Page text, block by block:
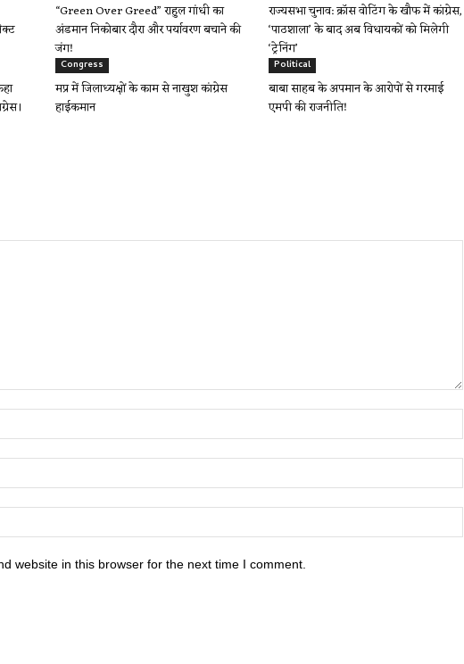
“Green Over Greed” राहुल गांधी का
अंडमान निकोबार दौरा और पर्यावरण बचाने की
जंग!
राज्यसभा चुनाव: क्रॉस वोटिंग के खौफ में कांग्रेस,
‘पाठशाला’ के बाद अब विधायकों को मिलेगी
‘ट्रेनिंग’
Congress
मप्र में जिलाध्यक्षों के काम से नाखुश कांग्रेस
हाईकमान
Political
बाबा साहब के अपमान के आरोपों से गरमाई
एमपी की राजनीति!
website in this browser for the next time I comment.